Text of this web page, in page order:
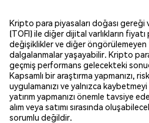
Kripto para piyasaları doğası
(TOFI) ile diğer dijital varlıkların
değişiklikler ve diğer
dalgalanmalar yaşayabilir. Kripto
geçmiş performans gelecekteki
Kapsamlı bir araştırma yapmanızı,
uygulamanızı ve yalnızca
yatırım yapmanızı önemle tavsiye
alım veya satımı sırasında
sorumlu değildir.